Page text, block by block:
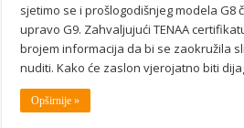
sjetimo se i prošlogodišnjeg modela G8
upravo G9. Zahvaljujući TENAA
brojem informacija da bi se zaokružila
nuditi. Kako će zaslon vjerojatno biti
Opširnije »